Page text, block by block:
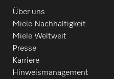
Über uns
Miele Nachhaltigkeit
Miele Weltweit
Presse
Karriere
Hinweismanagement